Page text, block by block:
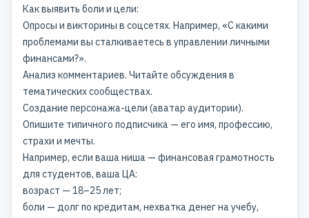
Как выявить боли и цели:
Опросы и викторины в соцсетях. Например, «С какими
проблемами вы сталкиваетесь в управлении личными
финансами?».
Анализ комментариев. Читайте обсуждения в
тематических сообществах.
Создание персонажа-цели (аватар аудитории).
Опишите типичного подписчика — его имя, профессию,
страхи и мечты.
Например, если ваша ниша — финансовая грамотность
для студентов, ваша ЦА:
возраст — 18–25 лет;
боли — долг по кредитам, нехватка денег на учебу,